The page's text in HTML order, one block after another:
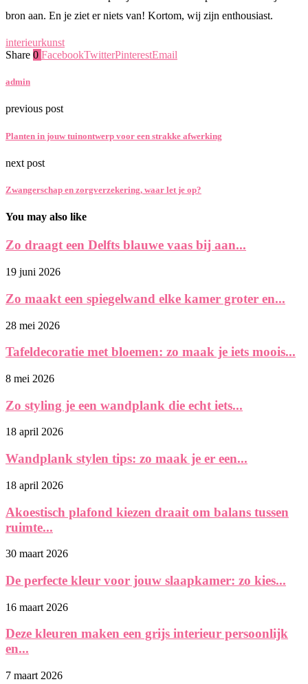
bron aan. En je ziet er niets van! Kortom, wij zijn enthousiast.
interieurkunst
Share 0 FacebookTwitterPinterestEmail
admin
previous post
Planten in jouw tuinontwerp voor een strakke afwerking
next post
Zwangerschap en zorgverzekering, waar let je op?
You may also like
Zo draagt een Delfts blauwe vaas bij aan...
19 juni 2026
Zo maakt een spiegelwand elke kamer groter en...
28 mei 2026
Tafeldecoratie met bloemen: zo maak je iets moois...
8 mei 2026
Zo styling je een wandplank die echt iets...
18 april 2026
Wandplank stylen tips: zo maak je er een...
18 april 2026
Akoestisch plafond kiezen draait om balans tussen
ruimte...
30 maart 2026
De perfecte kleur voor jouw slaapkamer: zo kies...
16 maart 2026
Deze kleuren maken een grijs interieur persoonlijk
en...
7 maart 2026